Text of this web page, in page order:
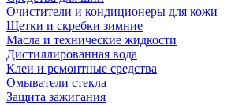
Очистители и кондиционеры для кожи
Щетки и скребки зимние
Масла и технические жидкости
Дистиллированная вода
Клеи и ремонтные средства
Омыватели стекла
Защита зажигания